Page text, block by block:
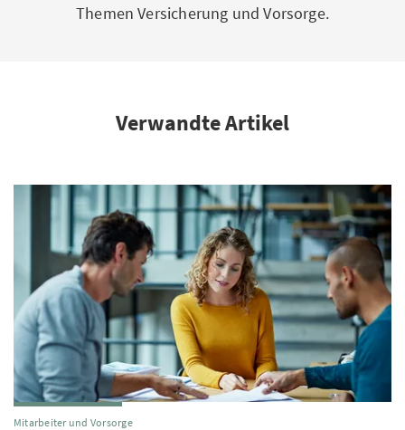
Themen Versicherung und Vorsorge.
Verwandte Artikel
Mitarbeiter und Vorsorge